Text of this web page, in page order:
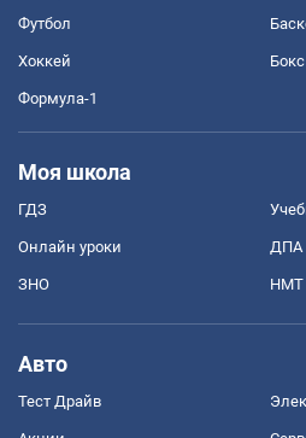
Футбол
Хоккей Бокс
Формула-1
Моя школа
ГДЗ
Онлайн уроки ДПА
ЗНО НМТ
Авто
Тест Драйв